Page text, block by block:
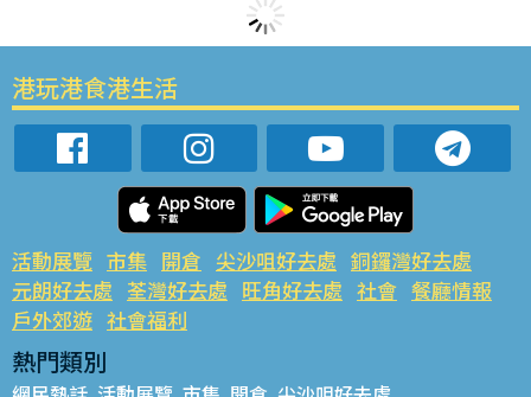
港玩港食港生活
活動展覽 市集 開倉 尖沙咀好去處 銅鑼灣好去處
元朗好去處 荃灣好去處 旺角好去處 社會 餐廳情報
戶外郊遊 社會福利
熱門類別